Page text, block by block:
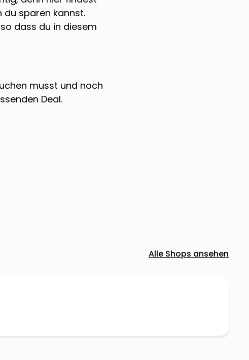
du sparen kannst.
dass du in diesem
musst und noch
Deal.
Alle Shops ansehen